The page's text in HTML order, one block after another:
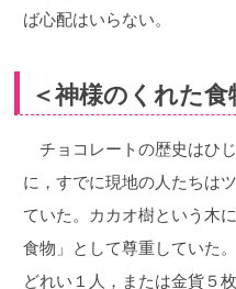
ば心配はいらない。
＜神様のくれた食
チョコレートの歴史はひ
に，すでに現地の人たちは
ていた。カカオ樹という木
食物」として尊重していた
どれい１人，または金貨５